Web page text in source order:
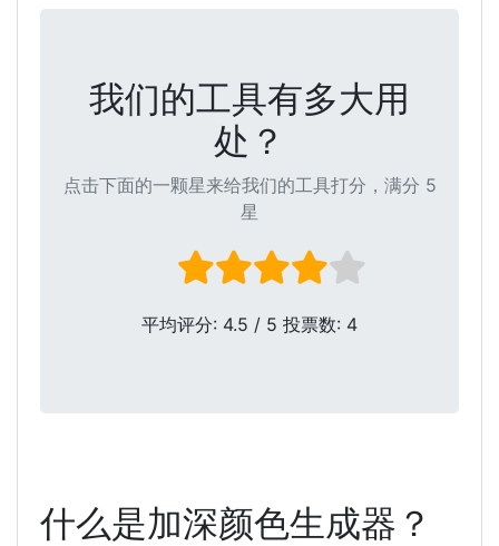
我们的工具有多大用
处？
点击下面的一颗星来给我们的工具打分，满分 5
星
平均评分: 4.5 / 5 投票数: 4
什么是加深颜色生成器？